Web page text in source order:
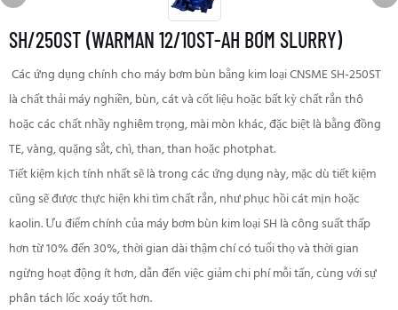
SH/250ST (WARMAN 12/10ST-AH BƠM SLURRY)
Các ứng dụng chính cho máy bơm bùn bằng kim loại CNSME SH-250ST
là chất thải máy nghiền, bùn, cát và cốt liệu hoặc bất kỳ chất rắn thô
hoặc các chất nhầy nghiêm trọng, mài mòn khác, đặc biệt là bằng đồng
TE, vàng, quặng sắt, chì, than, than hoặc photphat.
Tiết kiệm kịch tính nhất sẽ là trong các ứng dụng này, mặc dù tiết kiệm
cũng sẽ được thực hiện khi tìm chất rắn, như phục hồi cát mịn hoặc
kaolin. Ưu điểm chính của máy bơm bùn kim loại SH là công suất thấp
hơn từ 10% đến 30%, thời gian dài thậm chí có tuổi thọ và thời gian
ngừng hoạt động ít hơn, dẫn đến việc giảm chi phí mỗi tấn, cùng với sự
phân tách lốc xoáy tốt hơn.